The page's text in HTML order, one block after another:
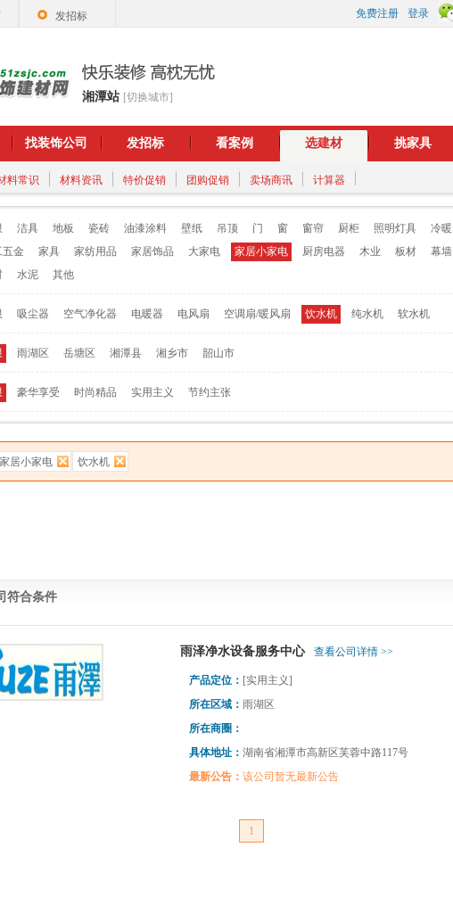
发招标 免费注册 登录
湘潭站 [切换城市]
找装饰公司 发招标 看案例 选建材 挑家具
料常识 材料资讯 特价促销 团购促销 卖场商讯 计算器
洁具 地板 瓷砖 油漆涂料 壁纸 吊顶 门 窗 窗帘 厨柜 照明灯具 冷暖
五金
家具 家纺用品 家居饰品 大家电 家居小家电 厨房电器 木业 板材 幕墙
水泥 其他
吸尘器 空气净化器 电暖器 电风扇 空调扇/暖风扇 饮水机 纯水机 软水机
雨湖区 岳塘区 湘潭县 湘乡市 韶山市
豪华享受 时尚精品 实用主义 节约主张
家居小家电 饮水机
符合条件
雨泽净水设备服务中心 查看公司详情 >>
产品定位： [实用主义]
所在区域： 雨湖区
所在商圈：
具体地址： 湖南省湘潭市高新区芙蓉中路117号
最新公告： 该公司暂无最新公告
1